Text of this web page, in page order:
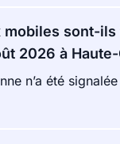
mobiles sont-ils
2026 à
n’a été